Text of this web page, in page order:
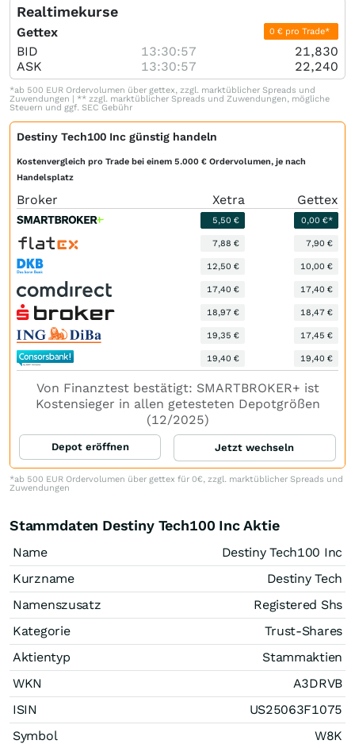
Realtimekurse
Gettex 0 € pro Trade*
BID 13:30:57
21,830
ASK
13:30:57 22,240
*ab 500 EUR Ordervolumen über gettex, zzgl. marktüblicher Spreads und
Zuwendungen | ** zzgl. marktüblicher Spreads und Zuwendungen, mögliche
Steuern und ggf. SEC Gebühr
Destiny Tech100 Inc günstig handeln
Kostenvergleich pro Trade bei einem 5.000 € Ordervolumen, je nach
Handelsplatz
Broker Xetra Gettex
5,50 € 0,00 €*
7,88 € 7,90 €
12,50 € 10,00 €
17,40 € 17,40 €
18,97 € 18,47 €
19,35 € 17,45 €
19,40 € 19,40 €
Von Finanztest bestätigt: SMARTBROKER+ ist
Kostensieger in allen getesteten Depotgrößen
(12/2025)
Depot eröffnen Jetzt wechseln
*ab 500 EUR Ordervolumen über gettex für 0€, zzgl. marktüblicher Spreads und
Zuwendungen
Stammdaten Destiny Tech100 Inc Aktie
Name
Destiny Tech100 Inc
Kurzname
Destiny Tech
Namenszusatz
Registered Shs
Kategorie
Trust-Shares
Aktientyp
Stammaktien
WKN
A3DRVB
ISIN
US25063F1075
Symbol
W8K